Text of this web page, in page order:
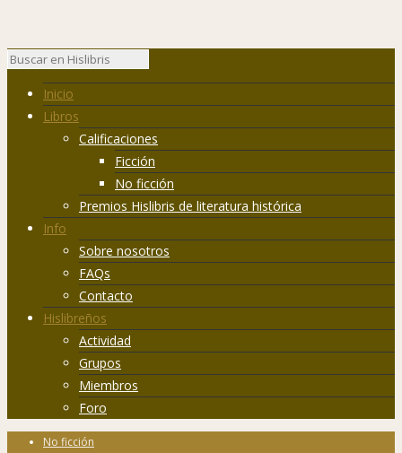
Inicio
Libros
Calificaciones
Ficción
No ficción
Premios Hislibris de literatura histórica
Info
Sobre nosotros
FAQs
Contacto
Hislibreños
Actividad
Grupos
Miembros
Foro
No ficción